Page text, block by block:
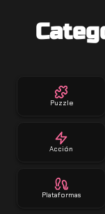
Puzzle
Acción
Plataformas